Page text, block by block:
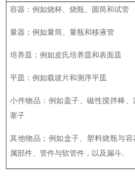
容器：例如烧杯、烧瓶、圆筒和试管
量器；例如量筒、量瓶和移液管
培养皿；例如皮氏培养皿和表面皿
平皿：例如载玻片和测序平皿
小件物品：例如盖子、磁性搅拌棒、
塞子
其他物品；例如盒子、塑料烧瓶与容
属部件、管件与软管件，以及漏斗.